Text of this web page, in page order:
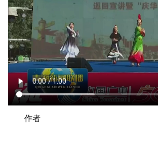
作者